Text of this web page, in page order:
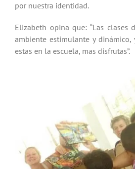
por nuestra identidad.
Elizabeth opina que: “Las clases
ambiente estimulante y dinámico,
estas en la escuela, mas disfrutas”.